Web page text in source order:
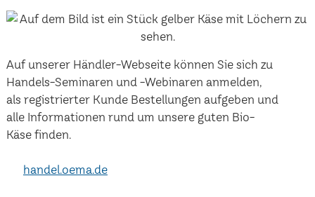
Auf unserer Händler-Webseite können Sie sich zu
Handels-Seminaren und -Webinaren anmelden,
als registrierter Kunde Bestellungen aufgeben und
alle Informationen rund um unsere guten Bio-
Käse finden.
handel.oema.de